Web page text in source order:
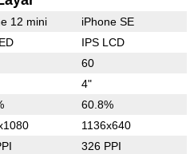
12 mini iPhone SE
IPS LCD
60
4"
60.8%
1136x640
326 PPI